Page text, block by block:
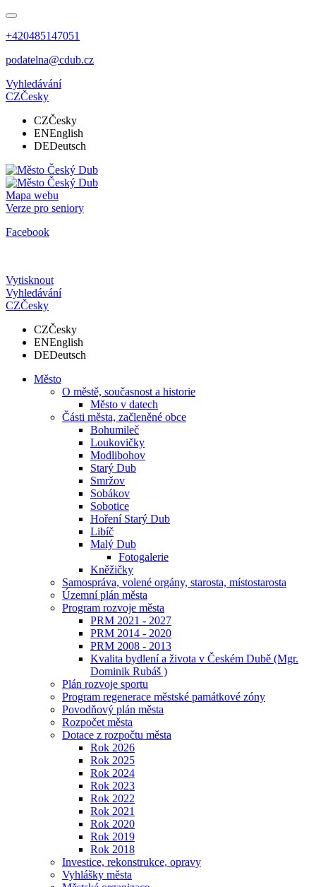
+420485147051
podatelna@cdub.cz
Vyhledávání
CZČesky
CZČesky
ENEnglish
DEDeutsch
Mapa webu
Verze pro seniory
Facebook
Vytisknout
Vyhledávání
CZČesky
CZČesky
ENEnglish
DEDeutsch
Město
O městě, současnost a historie
Město v datech
Části města, začleněné obce
Bohumileč
Loukovičky
Modlibohov
Starý Dub
Smržov
Sobákov
Sobotice
Hoření Starý Dub
Libíč
Malý Dub
Fotogalerie
Kněžičky
Samospráva, volené orgány, starosta, místostarosta
Územní plán města
Program rozvoje města
PRM 2021 - 2027
PRM 2014 - 2020
PRM 2008 - 2013
Kvalita bydlení a života v Českém Dubě (Mgr.
Dominik Rubáš )
Plán rozvoje sportu
Program regenerace městské památkové zóny
Povodňový plán města
Rozpočet města
Dotace z rozpočtu města
Rok 2026
Rok 2025
Rok 2024
Rok 2023
Rok 2022
Rok 2021
Rok 2020
Rok 2019
Rok 2018
Investice, rekonstrukce, opravy
Vyhlášky města